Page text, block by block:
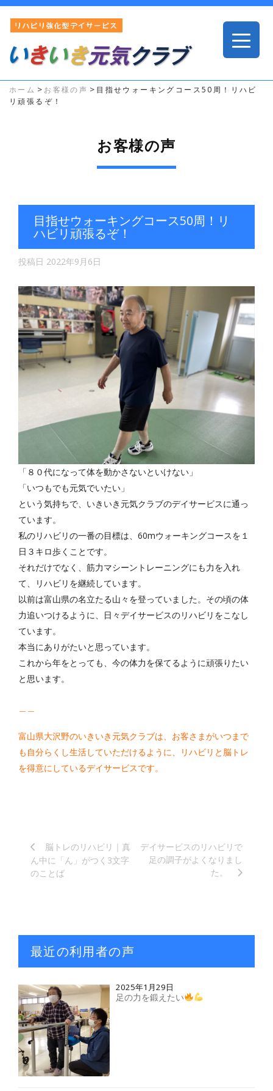
ホーム > お客様の声 > 目指せウォーキングコース50周！リハビ
リ頑張るぞ！
お客様の声
目指せウォーキングコース50周！リ
ハビリ頑張るぞ！
投稿日 2022年9月6日
「８０代になって体を動かさないといけない」
「いつもでも元気でいたい」
という気持ちで、いきいき元気クラブのデイサービスに通っ
ています。
私のリハビリの一番の目標は、60mウォーキングコースを１
日３キロ歩くことです。
それだけでなく、筋力マシーントレーニングにも力を入れ
て、リハビリを継続しています。
以前は富山県の名立たる山々を登っていました。その頃の体
力追いつけるように、日々デイサービスのリハビリをこなし
ています。
本当にありがたいと思っています。
これから年をとっても、今の体力を保てるように頑張りたい
と思います。
富山県大沢野のいきいき元気クラブは、お客さまがいつまで
も自分らくし生活していただけるように、リハビリと脳トレ
を得意にしているデイサービスです。
脳トレのリハビリ｜真
ん中に「ん」がつく3文字
のことば
デイサービスのリハビリで
足の調子がよくなりまし
た。
最近の利用者の声
2025年1月29日
足の力を鍛えたい